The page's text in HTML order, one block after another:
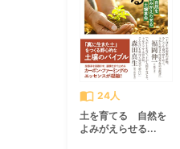
import_contacts 24人
土を育てる 自然を
よみがえらせる...